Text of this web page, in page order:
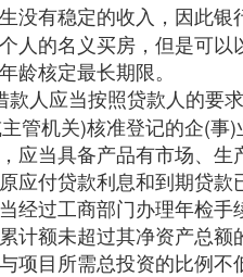
没有稳定的收入，因此
的名义买房，但是可
核定最长期限。
人应当按照贷款人的要
管机关)核准登记的企(
当具备产品有市场、生
付贷款利息和到期贷
过工商部门办理年检
计额未超过其净资产总
项目所需总投资的比例